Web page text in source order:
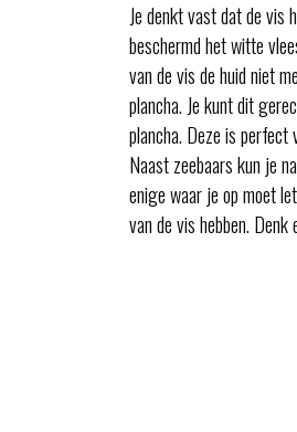
Je denkt vast dat de vis
beschermd het witte
van de vis de huid niet
plancha. Je kunt dit
plancha. Deze is perfect
Naast zeebaars kun je
enige waar je op moet
van de vis hebben.